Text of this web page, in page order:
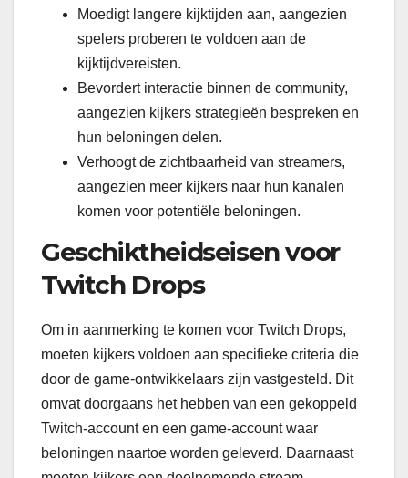
Moedigt langere kijktijden aan, aangezien
spelers proberen te voldoen aan de
kijktijdvereisten.
Bevordert interactie binnen de community,
aangezien kijkers strategieën bespreken en
hun beloningen delen.
Verhoogt de zichtbaarheid van streamers,
aangezien meer kijkers naar hun kanalen
komen voor potentiële beloningen.
Geschiktheidseisen voor
Twitch Drops
Om in aanmerking te komen voor Twitch Drops,
moeten kijkers voldoen aan specifieke criteria die
door de game-ontwikkelaars zijn vastgesteld. Dit
omvat doorgaans het hebben van een gekoppeld
Twitch-account en een game-account waar
beloningen naartoe worden geleverd. Daarnaast